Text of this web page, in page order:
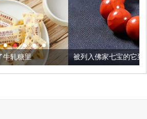
被列入佛家七宝的它到底有多美？